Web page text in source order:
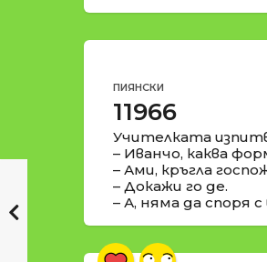
ПИЯНСКИ
11966
Учителката
– Иванчо, каква
– Ами, кръгла
– Докажи го де.
– А, няма да споря